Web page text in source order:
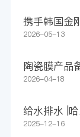
携手韩国金
技集团签署
2026-05-13
陶瓷膜产品
环境亮相第
2026-04-18
给水排水 |
组WR：净
2025-12-16